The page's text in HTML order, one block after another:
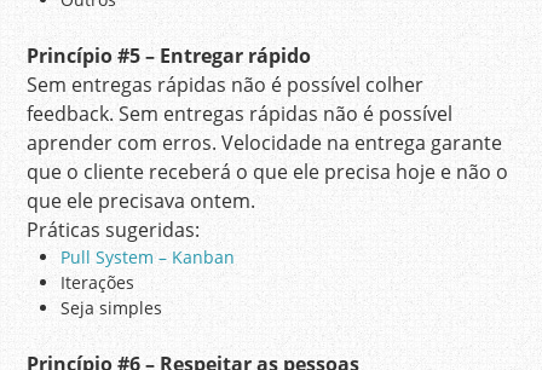
Princípio#5 – Entregar rápido
Sem entregas rápidas não é possível colher
feedback. Sem entregas rápidas não é possível
aprender com erros. Velocidade na entrega garante
que o cliente receberá o que ele precisa hoje e não o
que ele precisava ontem.
Práticas sugeridas:
Pull System – Kanban
Iterações
Seja simples
Princípio#6 – Respeitar as pessoas